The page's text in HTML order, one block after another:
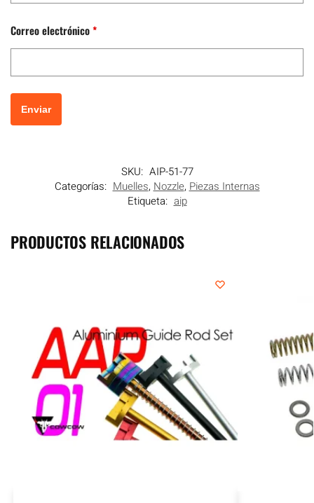
Correo electrónico*
SKU: AIP-51-77
Categorías: Muelles, Nozzle, Piezas Internas
Etiqueta: aip
PRODUCTOS RELACIONADOS